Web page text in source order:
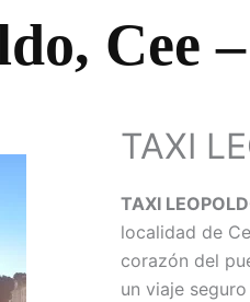
Cee
TAXI
TAXI
localidad de
corazón del
un viaje